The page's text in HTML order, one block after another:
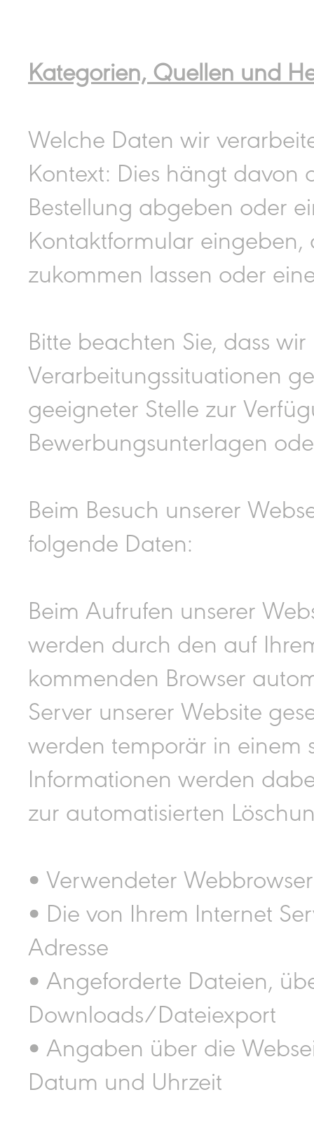
Kategorien, Quellen und
Welche Daten wir
Kontext: Dies hängt davon
Bestellung abgeben oder
Kontaktformular eingeben,
zukommen lassen oder
Bitte beachten Sie, dass
Verarbeitungssituationen
geeigneter Stelle zur
Bewerbungsunterlagen
Beim Besuch unserer
folgende Daten:
Beim Aufrufen unserer
werden durch den auf
kommenden Browser
Server unserer Website
werden temporär in einem
Informationen werden
zur automatisierten
• Verwendeter
• Die von Ihrem Internet
Adresse
• Angeforderte Dateien,
Downloads/Dateiexport
• Angaben über die
Datum und Uhrzeit